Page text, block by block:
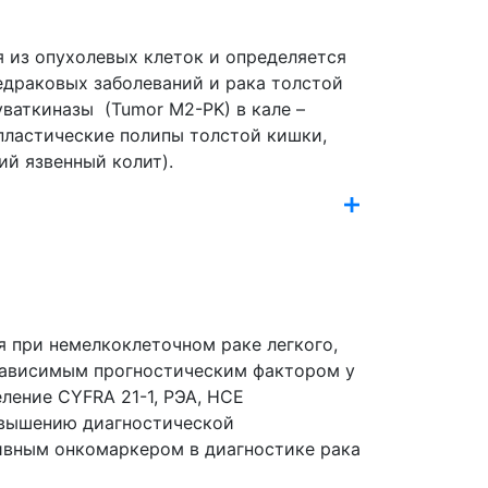
опухолевых клеток и определяется
(Tumor M2-PK) в кале –
полипы толстой кишки,
язвенный колит).
при немелкоклеточном раке легкого,
прогностическим фактором у
CYFRA 21-1, РЭА, НСЕ
диагностической
онкомаркером в диагностике рака